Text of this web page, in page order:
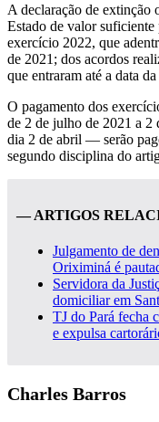
A declaração de extinção
Estado de valor suficiente
exercício 2022, que
de 2021; dos acordos
que entraram até a data
O pagamento dos
de 2 de julho de 2021 a
dia 2 de abril — serão
segundo disciplina do
— ARTIGOS
Julgamento de
Oriximiná é
Servidora da
domiciliar em
TJ do Pará fecha
e expulsa
Charles Barros